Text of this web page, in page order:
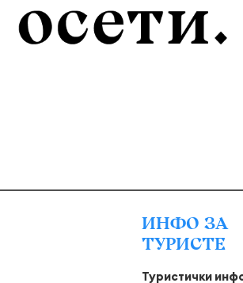
ИНФО ЗА
ТУРИСТЕ
Туристички